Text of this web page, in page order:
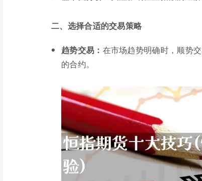
二、选择合适的交易策略
趋势交易： 在市场趋势明确时，顺势
的合约。